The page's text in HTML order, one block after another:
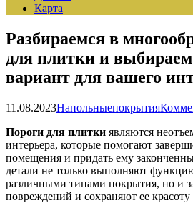
Карта
Разбираемся в
для плитки и
вариант для вашего
11.08.2023Напольныепокрытия
Пороги для плитки являются
интерьера, которые помогают
помещения и придать ему
детали не только выполняют
различными типами покрытия, но и
повреждений и сохраняют ее